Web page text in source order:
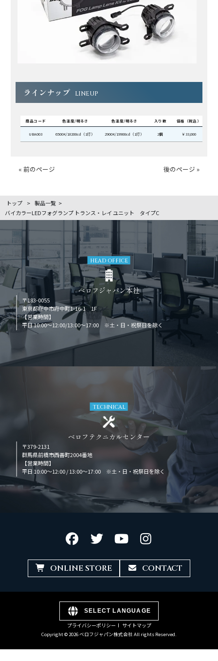
ラインナップ LINEUP
商品コード 色温度/明るさ 色温度/明るさ 入り数 価格（税込）
UBA003 6500K/18200cd（1灯） 2900K/19900cd（1灯） 2個 ￥33,000
« 前のページ 後のページ »
トップ > 製品一覧 >
バイカラーLEDフォグランプ トランス・レイ ユニット タイプC
HEAD OFFICE
ベロフジャパン本社
〒183-0055
東京都府中市府中町1-16-1 1F
【営業時間】
平日 10:00～12:00/13:00～17:00 ※土・日・祝祭日を除く
TECHNICAL
ベロフテクニカルセンター
〒379-2131
群馬県前橋市西善町2004番地
【営業時間】
平日 10:00～12:00 / 13:00～17:00 ※土・日・祝祭日を除く
ONLINE STORE CONTACT
SELECT LANGUAGE
プライバシーポリシー サイトマップ
Copyright © 2026 ベロフジャパン株式会社 All rights Reserved.